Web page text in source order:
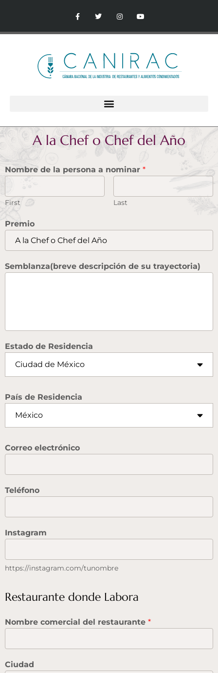
A la Chef o Chef del Año
Nombre de la persona a nominar *
First Last
Premio
Semblanza(breve descripción de su trayectoria)
Estado de Residencia
País de Residencia
Correo electrónico
Teléfono
Instagram
https://instagram.com/tunombre
Restaurante donde Labora
Nombre comercial del restaurante *
Ciudad